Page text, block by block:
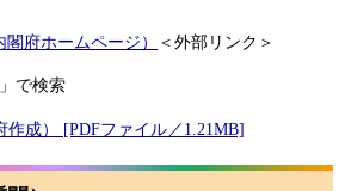
府ホームページ） ＜外部リンク＞
で検索
作成） [PDFファイル／1.21MB]